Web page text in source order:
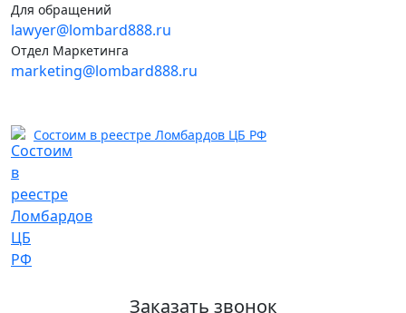
Для обращений
lawyer@lombard888.ru
Отдел Маркетинга
marketing@lombard888.ru
Состоим в реестре Ломбардов ЦБ РФ
Заказать звонок